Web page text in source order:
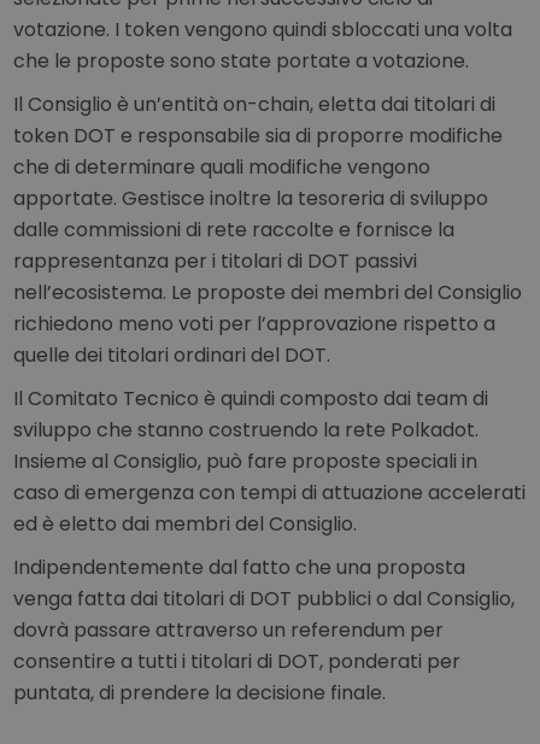
votazione. I token vengono quindi sbloccati una volta
che le proposte sono state portate a votazione.
Il Consiglio è un’entità on-chain, eletta dai titolari di
token DOT e responsabile sia di proporre modifiche
che di determinare quali modifiche vengono
apportate. Gestisce inoltre la tesoreria di sviluppo
dalle commissioni di rete raccolte e fornisce la
rappresentanza per i titolari di DOT passivi
nell’ecosistema. Le proposte dei membri del Consiglio
richiedono meno voti per l’approvazione rispetto a
quelle dei titolari ordinari del DOT.
Il Comitato Tecnico è quindi composto dai team di
sviluppo che stanno costruendo la rete Polkadot.
Insieme al Consiglio, può fare proposte speciali in
caso di emergenza con tempi di attuazione accelerati
ed è eletto dai membri del Consiglio.
Indipendentemente dal fatto che una proposta
venga fatta dai titolari di DOT pubblici o dal Consiglio,
dovrà passare attraverso un referendum per
consentire a tutti i titolari di DOT, ponderati per
puntata, di prendere la decisione finale.